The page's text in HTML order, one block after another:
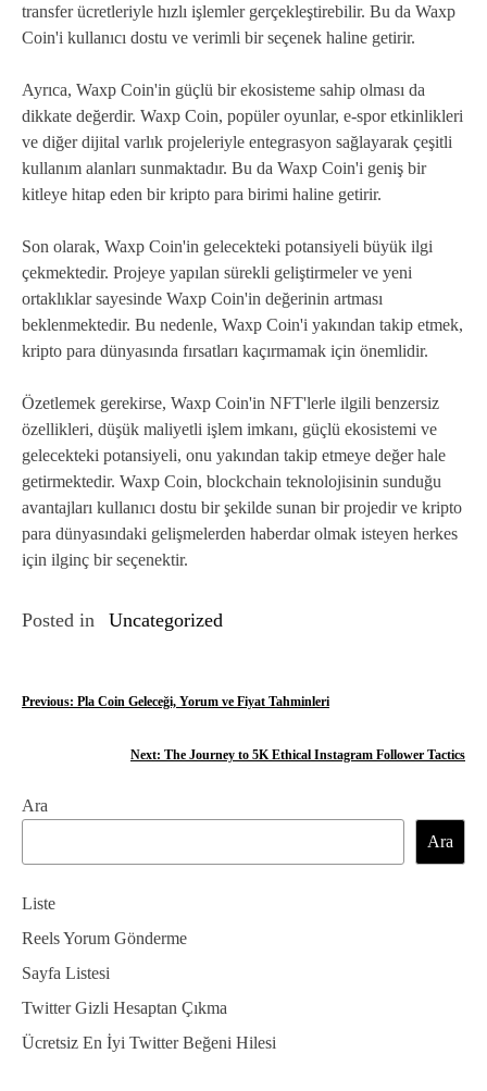
transfer ücretleriyle hızlı işlemler gerçekleştirebilir. Bu da Waxp
Coin'i kullanıcı dostu ve verimli bir seçenek haline getirir.
Ayrıca, Waxp Coin'in güçlü bir ekosisteme sahip olması da
dikkate değerdir. Waxp Coin, popüler oyunlar, e-spor etkinlikleri
ve diğer dijital varlık projeleriyle entegrasyon sağlayarak çeşitli
kullanım alanları sunmaktadır. Bu da Waxp Coin'i geniş bir
kitleye hitap eden bir kripto para birimi haline getirir.
Son olarak, Waxp Coin'in gelecekteki potansiyeli büyük ilgi
çekmektedir. Projeye yapılan sürekli geliştirmeler ve yeni
ortaklıklar sayesinde Waxp Coin'in değerinin artması
beklenmektedir. Bu nedenle, Waxp Coin'i yakından takip etmek,
kripto para dünyasında fırsatları kaçırmamak için önemlidir.
Özetlemek gerekirse, Waxp Coin'in NFT'lerle ilgili benzersiz
özellikleri, düşük maliyetli işlem imkanı, güçlü ekosistemi ve
gelecekteki potansiyeli, onu yakından takip etmeye değer hale
getirmektedir. Waxp Coin, blockchain teknolojisinin sunduğu
avantajları kullanıcı dostu bir şekilde sunan bir projedir ve kripto
para dünyasındaki gelişmelerden haberdar olmak isteyen herkes
için ilginç bir seçenektir.
Posted in Uncategorized
Y
ı
g
e
z
i
n
Previous: Pla Coin Geleceği, Yorum ve Fiyat Tahminleri
Next: The Journey to 5K Ethical Instagram Follower Tactics
Ara
Ara
Liste
Reels Yorum Gönderme
Sayfa Listesi
Twitter Gizli Hesaptan Çıkma
Ücretsiz En İyi Twitter Beğeni Hilesi